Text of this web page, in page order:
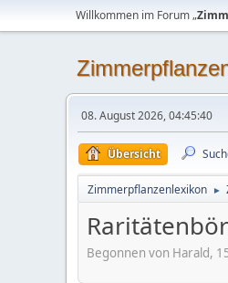
Willkommen im Forum „
08. August 2026, 04:45:40
Übersicht
Zimmerpflanzenlexikon ►
Begonnen von Harald,